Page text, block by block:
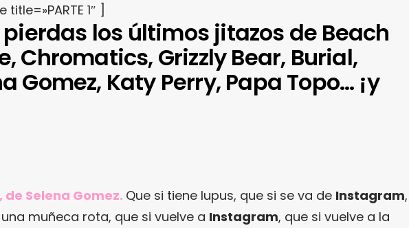
1″ ]
pierdas los últimos jitazos de Beach
Chromatics, Grizzly Bear, Burial,
Gomez, Katy Perry, Papa Topo… ¡y
de Selena Gomez. Que si tiene lupus, que si se va de Instagram,
muñeca rota, que si vuelve a Instagram, que si vuelve a la